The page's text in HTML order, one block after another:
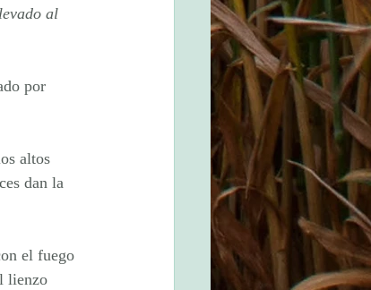
al
por
altos
dan la
el fuego
lienzo